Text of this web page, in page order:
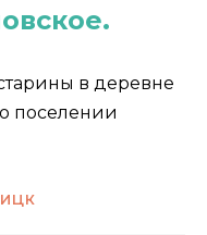
в деревне
поселении